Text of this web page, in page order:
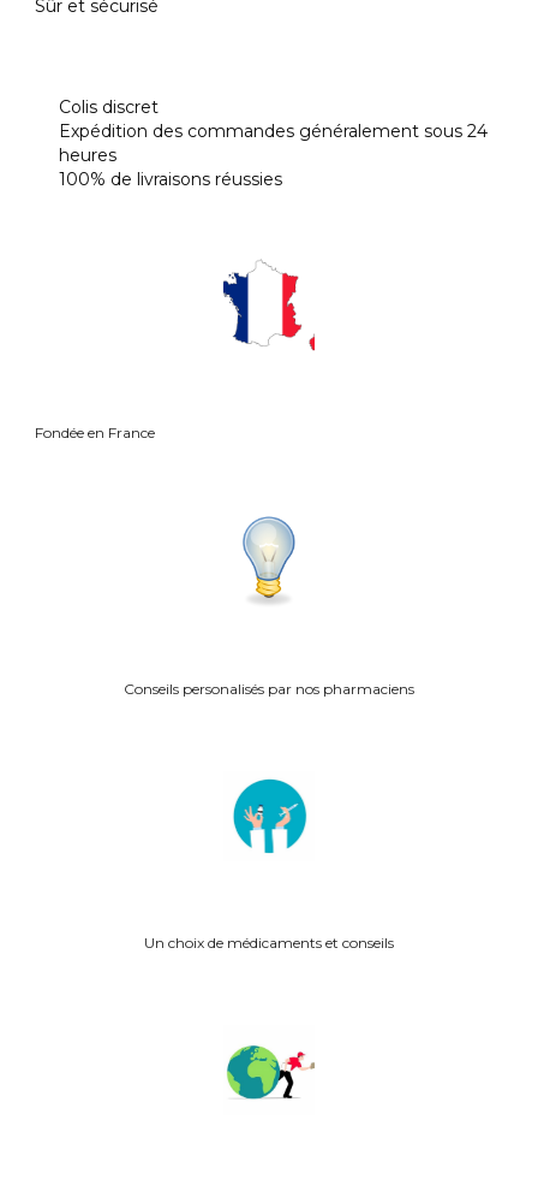
Sûr et sécurisé
Colis discret
Expédition des commandes généralement sous 24
heures
100% de livraisons réussies
Fondée en France
Conseils personalisés par nos pharmaciens
Un choix de médicaments et conseils